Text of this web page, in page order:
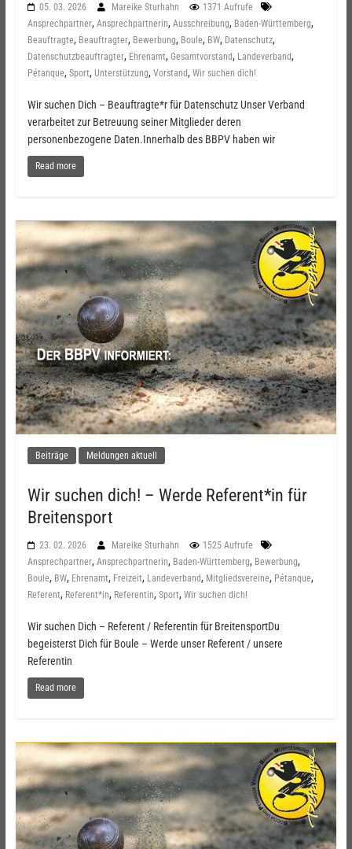
05. 03. 2026 Mareike Sturhahn
1371 Aufrufe
Ansprechpartner, Ansprechpartnerin, Ausschreibung, Baden-Württemberg,
Beauftragte, Beauftragter, Bewerbung, Boule, BW, Datenschutz,
Datenschutzbeauftragter, Ehrenamt, Gesamtvorstand, Landeverband,
Pétanque, Sport, Unterstützung, Vorstand, Wir suchen dich!
Wir suchen Dich – Beauftragte*r für Datenschutz Unser Verband
verarbeitet zur Betreuung seiner Mitglieder deren
personenbezogene Daten.Innerhalb des BBPV haben wir
Read more
Beiträge Meldungen aktuell
Wir suchen dich! – Werde Referent*in für
Breitensport
23. 02. 2026 Mareike Sturhahn
1525 Aufrufe
Ansprechpartner, Ansprechpartnerin, Baden-Württemberg, Bewerbung,
Boule, BW, Ehrenamt, Freizeit, Landeverband, Mitgliedsvereine, Pétanque,
Referent, Referent*in, Referentin, Sport, Wir suchen dich!
Wir suchen Dich – Referent / Referentin für BreitensportDu
begeisterst Dich für Boule – Werde unser Referent / unsere
Referentin
Read more